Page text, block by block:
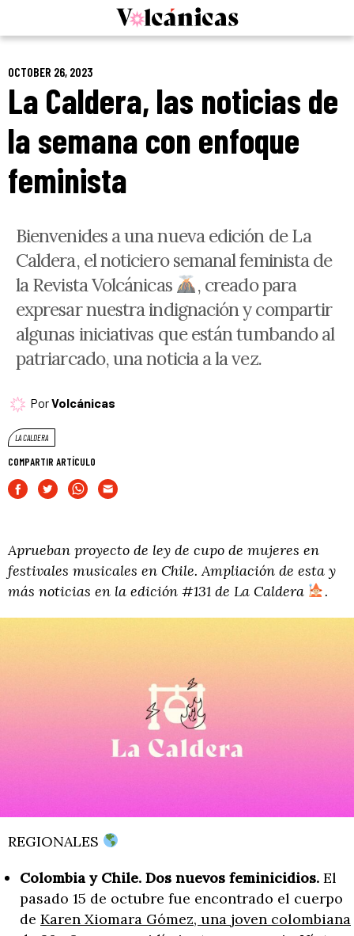
OCTOBER 26, 2023
La Caldera, las noticias de
la semana con enfoque
feminista
Bienvenides a una nueva edición de La
Caldera, el noticiero semanal feminista de
la Revista Volcánicas
, creado para
expresar nuestra indignación y compartir
algunas iniciativas que están tumbando al
patriarcado, una noticia a la vez.
PorVolcánicas
LA CALDERA
COMPARTIR ARTÍCULO
Aprueban proyecto de ley de cupo de mujeres en
festivales musicales en Chile. Ampliación de esta y
más noticias en la edición #131 de La Caldera
.
REGIONALES
Colombia y Chile. Dos nuevos feminicidios. El
pasado 15 de octubre fue encontrado el cuerpo
de Karen Xiomara Gómez, una joven colombiana